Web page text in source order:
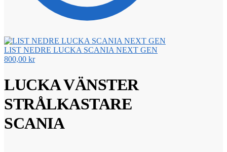
LIST NEDRE LUCKA SCANIA NEXT GEN
800,00 kr
LUCKA VÄNSTER
STRÅLKASTARE
SCANIA